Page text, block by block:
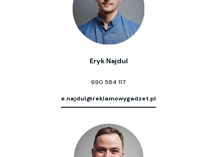
Eryk Najdul
690 584 117
e.najdul@reklamowygadzet.pl